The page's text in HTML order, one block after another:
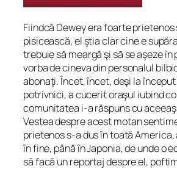
Fiindcă Dewey era foarte
pisicească, el ştia clar cine e
trebuie să meargă şi să se aşeze în
vorba de cineva din personalul
abonaţi. Încet, încet, deşi la
potrivnici, a cucerit oraşul iubind
comunitatea i-a răspuns cu
Vestea despre acest motan
prietenos s-a dus în toată America,
în fine, până în Japonia, de unde o
să facă un reportaj despre el,